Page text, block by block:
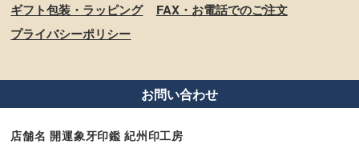
ギフト包装・ラッピング
FAX・お電話でのご注文
プライバシーポリシー
お問い合わせ
店舗名 開運象牙印鑑 紀州印工房